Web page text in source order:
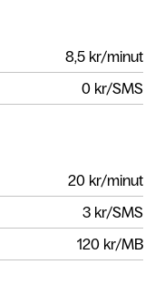
8,5 kr/minut
0 kr/SMS
20 kr/minut
3 kr/SMS
120 kr/MB